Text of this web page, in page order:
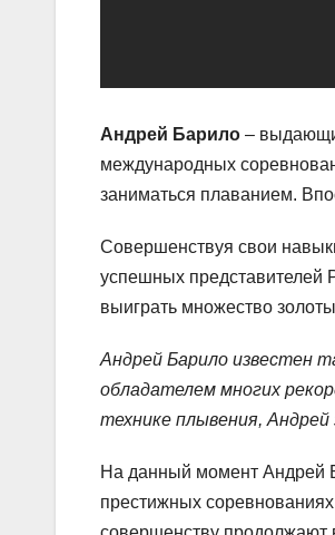
Андрей Барило –
международных
заниматься плаванием.
Совершенствуя свои
успешных представителей
выиграть множество
Андрей Барило известен
обладателем многих
технике плывения,
На данный момент Андрей
престижных